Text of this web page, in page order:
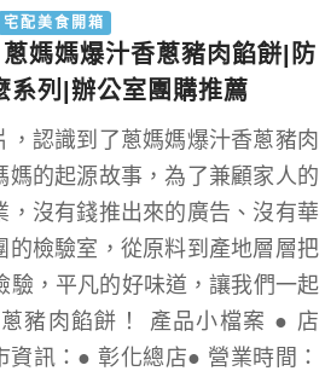
宅配美食開箱
蔥媽媽爆汁香蔥豬肉餡餅|防
系列|辦公室團購推薦
，認識到了蔥媽媽爆汁香蔥豬肉
媽的起源故事，為了兼顧家人的
，沒有錢推出來的廣告、沒有華
的檢驗室，從原料到產地層層把
驗，平凡的好味道，讓我們一起
豬肉餡餅！ 產品小檔案 ● 店
訊：● 彰化總店● 營業時間：